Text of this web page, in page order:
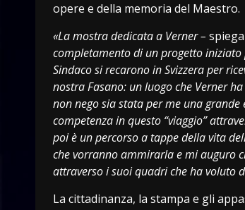
opere e della memoria del Maestro.
«La mostra dedicata a Verner –
completamento di un progetto
Sindaco si recarono in Svizzera per
nostra Fasano: un luogo che Verner
non nego sia stata per me una grande
competenza in questo “viaggio”
poi è un percorso a tappe della vita
che vorranno ammirarla e mi auguro
attraverso i suoi quadri che ha voluto
La cittadinanza, la stampa e gli